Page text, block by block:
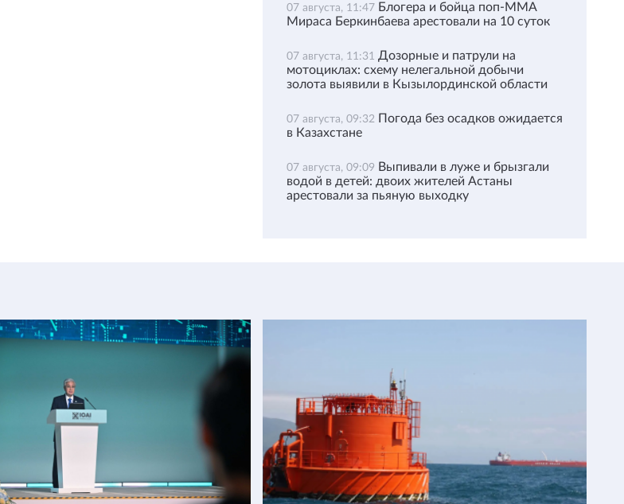
07 августа, 11:47 Блогера и бойца поп-ММА
Мираса Беркинбаева арестовали на 10 суток
07 августа, 11:31 Дозорные и патрули на
мотоциклах: схему нелегальной добычи
золота выявили в Кызылординской области
07 августа, 09:32 Погода без осадков ожидается
в Казахстане
07 августа, 09:09 Выпивали в луже и брызгали
водой в детей: двоих жителей Астаны
арестовали за пьяную выходку